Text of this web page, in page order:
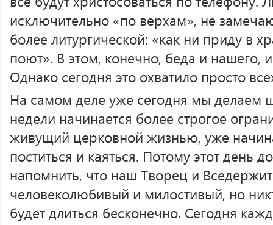
исключительно «по верхам», не
более литургической: «как ни приду в
поют». В этом, конечно, беда и нашего,
Однако сегодня это охватило просто
На самом деле уже сегодня мы делаем
недели начинается более строгое
живущий церковной жизнью, уже
поститься и каяться. Потому этот день
напомнить, что наш Творец и
человеколюбивый и милостивый, но
будет длиться бесконечно. Сегодня